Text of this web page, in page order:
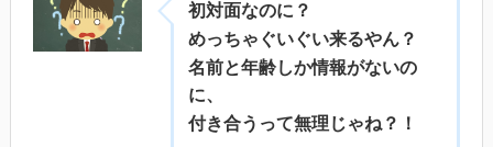
初対面なのに？
めっちゃぐいぐい来るやん？
名前と年齢しか情報がないの
に、
付き合うって無理じゃね？！